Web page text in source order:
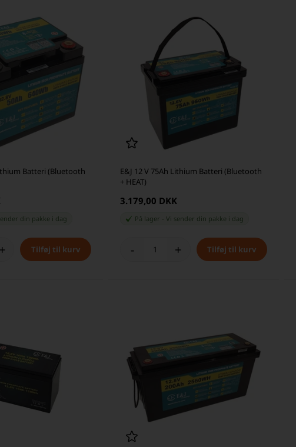
Batteri (Bluetooth
din pakke i dag
+
E&J 12 V 75Ah Lithium Batteri (Bluetooth
+ HEAT)
3.179,00 DKK
På lager Vi sender din pakke i dag
- +